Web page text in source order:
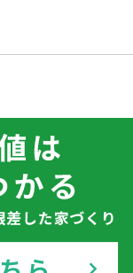
」駅徒歩10分◆
市